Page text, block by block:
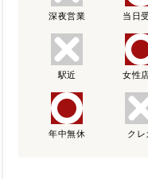
深夜営業 当日
駅近 女性
年中無休 クレ